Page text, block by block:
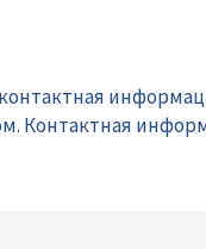
Контактная